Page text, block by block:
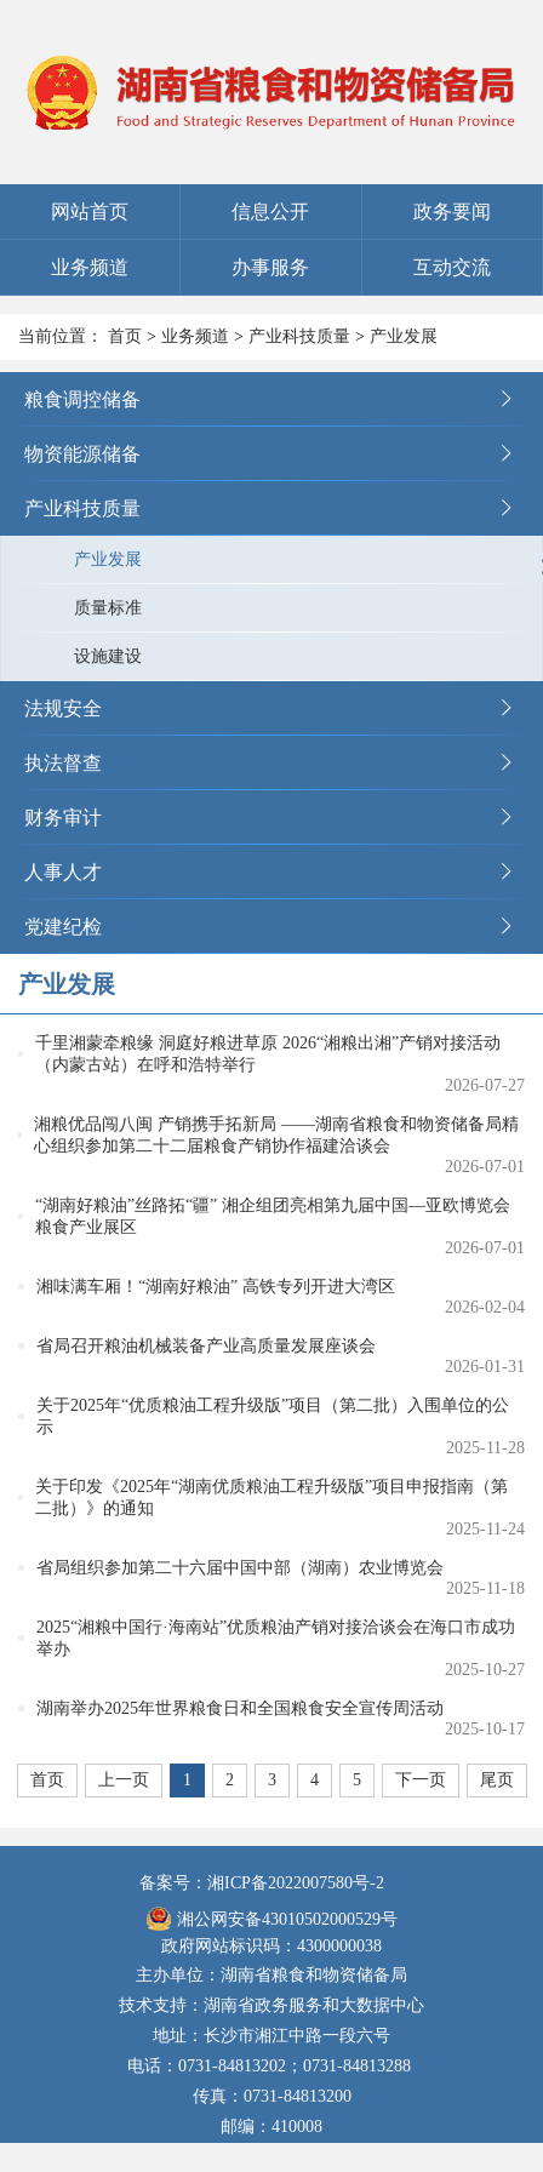
网站首页 信息公开 政务要闻
业务频道 办事服务 互动交流
当前位置： 首页 > 业务频道 > 产业科技质量 > 产业发展
粮食调控储备
物资能源储备
产业科技质量
产业发展
质量标准
设施建设
法规安全
执法督查
财务审计
人事人才
党建纪检
产业发展
千里湘蒙牵粮缘 洞庭好粮进草原 2026“湘粮出湘”产销对接活动
（内蒙古站）在呼和浩特举行
2026-07-27
湘粮优品闯八闽 产销携手拓新局 ——湖南省粮食和物资储备局精
心组织参加第二十二届粮食产销协作福建洽谈会
2026-07-01
“湖南好粮油”丝路拓“疆” 湘企组团亮相第九届中国—亚欧博览会
粮食产业展区
2026-07-01
湘味满车厢！“湖南好粮油” 高铁专列开进大湾区
2026-02-04
省局召开粮油机械装备产业高质量发展座谈会
2026-01-31
关于2025年“优质粮油工程升级版”项目（第二批）入围单位的公
示
2025-11-28
关于印发《2025年“湖南优质粮油工程升级版”项目申报指南（第
二批）》的通知
2025-11-24
省局组织参加第二十六届中国中部（湖南）农业博览会
2025-11-18
2025“湘粮中国行·海南站”优质粮油产销对接洽谈会在海口市成功
举办
2025-10-27
湖南举办2025年世界粮食日和全国粮食安全宣传周活动
2025-10-17
首页 上一页 1 2 3 4 5 下一页 尾页
备案号：湘ICP备2022007580号-2
湘公网安备43010502000529号
政府网站标识码：4300000038
主办单位：湖南省粮食和物资储备局
技术支持：湖南省政务服务和大数据中心
地址：长沙市湘江中路一段六号
电话：0731-84813202；0731-84813288
传真：0731-84813200
邮编：410008